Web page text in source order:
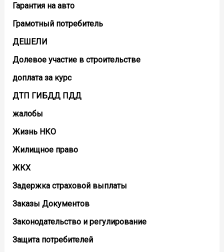
Гарантия на авто
Грамотный потребитель
ДЕШЕЛИ
Долевое участие в строительстве
доплата за курс
ДТП ГИБДД ПДД
жалобы
Жизнь НКО
Жилищное право
ЖКХ
Задержка страховой выплаты
Заказы Документов
Законодательство и регулирование
Защита потребителей